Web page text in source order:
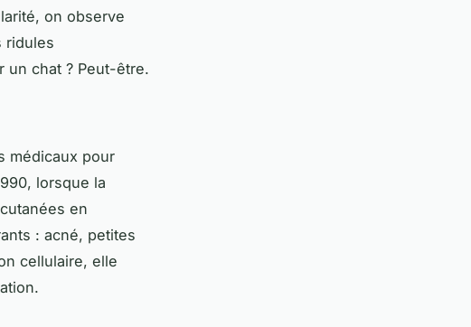
on observe
ridules
un chat ? Peut-être.
médicaux pour
lorsque la
en
: acné, petites
cellulaire, elle